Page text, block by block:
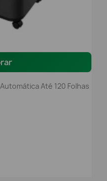
Até 120 Folhas